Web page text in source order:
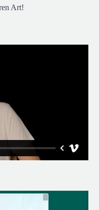
Art!